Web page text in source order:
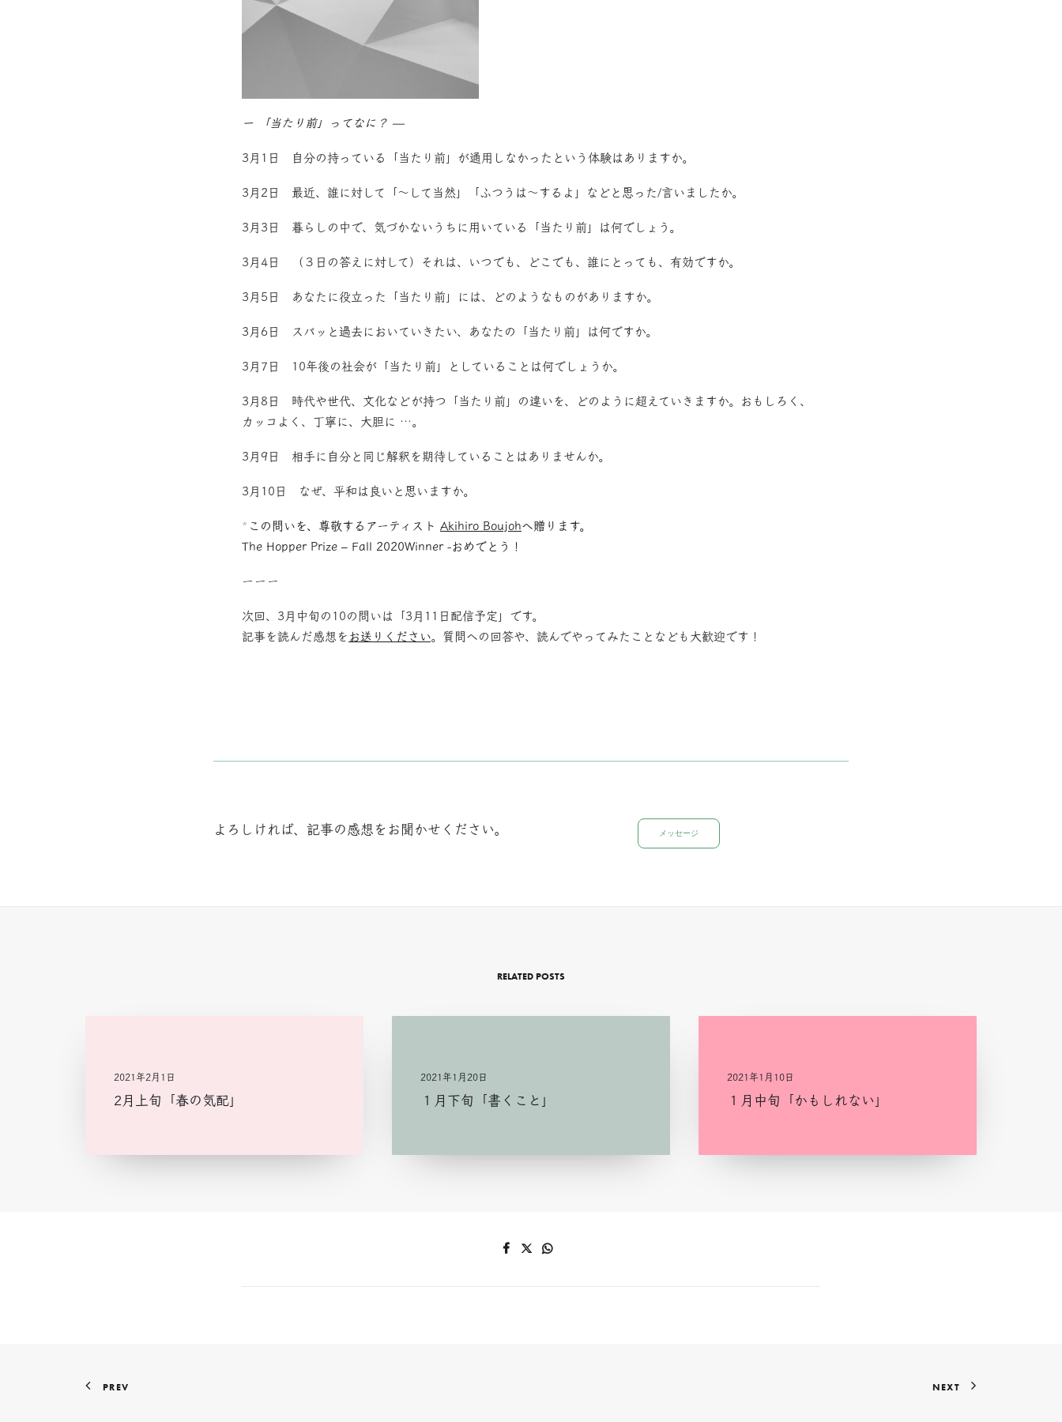
ー 「当たり前」ってなに？ —
3月1日 自分の持っている「当たり前」が通用しなかったという体験はありますか。
3月2日 最近、誰に対して「〜して当然」「ふつうは〜するよ」などと思った/言いましたか。
3月3日 暮らしの中で、気づかないうちに用いている「当たり前」は何でしょう。
3月4日 （３日の答えに対して）それは、いつでも、どこでも、誰にとっても、有効ですか。
3月5日 あなたに役立った「当たり前」には、どのようなものがありますか。
3月6日 スパッと過去においていきたい、あなたの「当たり前」は何ですか。
3月7日 10年後の社会が「当たり前」としていることは何でしょうか。
3月8日 時代や世代、文化などが持つ「当たり前」の違いを、どのように超えていきますか。おもしろく、
カッコよく、丁寧に、大胆に …。
3月9日 相手に自分と同じ解釈を期待していることはありませんか。
3月10日 なぜ、平和は良いと思いますか。
* この問いを、尊敬するアーティスト Akihiro Boujohへ贈ります。
The Hopper Prize – Fall 2020Winner-おめでとう！
ーーー
次回、3月中旬の10の問いは「3月11日配信予定」です。
記事を読んだ感想を お送りください。質問への回答や、読んでやってみたことなども大歓迎です！
よろしければ、記事の感想をお聞かせください。 メッセージ
RELATED POSTS
2021年2月1日
2月上旬「春の気配」
2021年1月20日
１月下旬「書くこと」
2021年1月10日
１月中旬「かもしれない」
PREV NEXT